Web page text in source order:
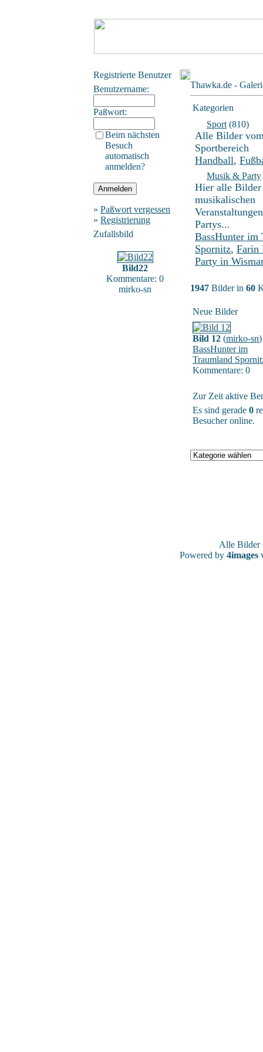
Registrierte Benutzer
Benutzername:
Paßwort:
Beim nächsten
Besuch
automatisch
anmelden?
» Paßwort vergessen
» Registrierung
Zufallsbild
Bild22
Kommentare: 0
mirko-sn
Thawka.de -
Kategorien
Sport (810)
Alle Bilder
Sportbereich
Handball,
Musik & Party
Hier alle
musikalischen
Partys...
BassHunter im
Spornitz, Farin
Party in
1947 Bilder in 60
Neue Bilder
Bild 12 (mirko-sn)
BassHunter im
Traumland
Kommentare: 0
Zur Zeit aktive
Es sind gerade 0
Besucher online.
Alle
Powered by 4images